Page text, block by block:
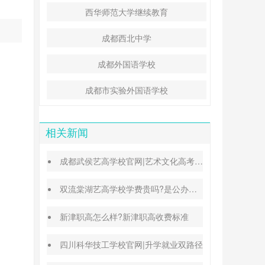
西华师范大学继续教育
成都西北中学
成都外国语学校
成都市实验外国语学校
相关新闻
成都武侯艺高学校官网|艺术文化高考班能高考吗
双流棠湖艺高学校学费贵吗?是公办还是民办
新津职高怎么样?新津职高收费标准
四川科华技工学校官网|升学就业双路径